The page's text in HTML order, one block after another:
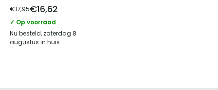
€17,95€16,62
✓ Op voorraad
Nu besteld, zaterdag 8
augustus in huis